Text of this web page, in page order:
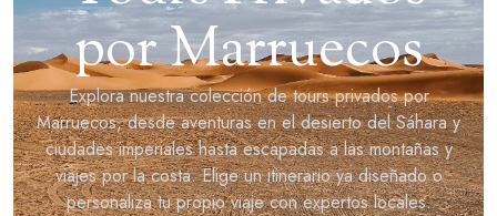
por Marruecos
Explora nuestra colección de tours privados por
Marruecos, desde aventuras en el desierto del Sáhara y
ciudades imperiales hasta escapadas a las montañas y
viajes por la costa. Elige un itinerario ya diseñado o
personaliza tu propio viaje con expertos locales.